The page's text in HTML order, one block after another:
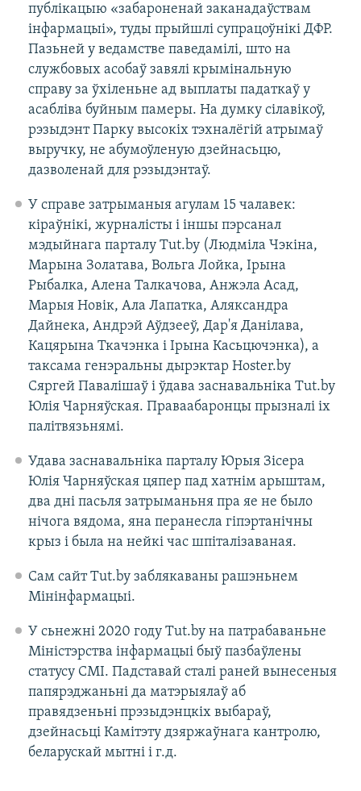
публікацыю «забароненай заканадаўствам
інфармацыі», туды прыйшлі супрацоўнікі ДФР.
Пазьней у ведамстве паведамілі, што на
службовых асобаў завялі крымінальную
справу за ўхіленьне ад выплаты падаткаў у
асабліва буйным памеры. На думку сілавікоў,
рэзыдэнт Парку высокіх тэхналёгій атрымаў
выручку, не абумоўленую дзейнасьцю,
дазволенай для рэзыдэнтаў.
У справе затрыманыя агулам 15 чалавек:
кіраўнікі, журналісты і іншы пэрсанал
мэдыйнага парталу Tut.by (Людміла Чэкіна,
Марына Золатава, Вольга Лойка, Ірына
Рыбалка, Алена Талкачова, Анжэла Асад,
Марыя Новік, Ала Лапатка, Аляксандра
Дайнека, Андрэй Аўдзееў, Дар'я Данілава,
Кацярына Ткачэнка і Ірына Касьцючэнка), а
таксама генэральны дырэктар Hoster.by
Сяргей Павалішаў і ўдава заснавальніка Tut.by
Юлія Чарняўская. Праваабаронцы прызналі іх
палітвязьнямі.
Удава заснавальніка парталу Юрыя Зісера
Юлія Чарняўская цяпер пад хатнім арыштам,
два дні пасьля затрыманьня пра яе не было
нічога вядома, яна перанесла гіпэртанічны
крыз і была на нейкі час шпіталізаваная.
Сам сайт Tut.by заблякаваны рашэньнем
Мінінфармацыі.
У сьнежні 2020 году Tut.by на патрабаваньне
Міністэрства інфармацыі быў пазбаўлены
статусу СМІ. Падставай сталі раней вынесеныя
папярэджаньні да матэрыялаў аб
правядзеньні прэзыдэнцкіх выбараў,
дзейнасьці Камітэту дзяржаўнага кантролю,
беларускай мытні і г.д.